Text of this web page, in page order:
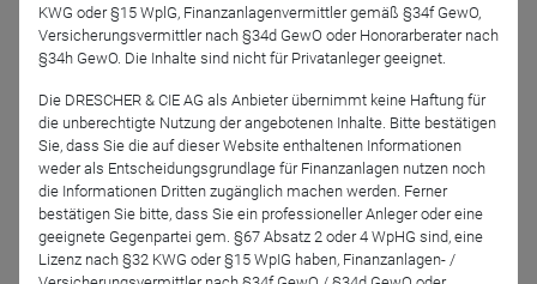
Referenten
KWG oder §15 WplG, Finanzanlagenvermittler gemäß §34f GewO,
Versicherungsvermittler nach §34d GewO oder Honorarberater nach
§34h GewO. Die Inhalte sind nicht für Privatanleger geeignet.
Die DRESCHER & CIE AG als Anbieter übernimmt keine Haftung für
die unberechtigte Nutzung der angebotenen Inhalte. Bitte bestätigen
Sie, dass Sie die auf dieser Website enthaltenen Informationen
weder als Entscheidungsgrundlage für Finanzanlagen nutzen noch
die Informationen Dritten zugänglich machen werden. Ferner
bestätigen Sie bitte, dass Sie ein professioneller Anleger oder eine
geeignete Gegenpartei gem. §67 Absatz 2 oder 4 WpHG sind, eine
Lizenz nach §32 KWG oder §15 WpIG haben, Finanzanlagen- /